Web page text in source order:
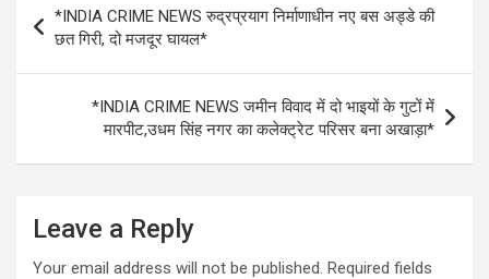
navigation
*INDIA CRIME NEWS रुद्रप्रयाग निर्माणाधीन नए बस अड्डे की
छत गिरी, दो मजदूर घायल*
*INDIA CRIME NEWS जमीन विवाद में दो भाइयों के गुटों में
मारपीट,उधम सिंह नगर का कलेक्ट्रेट परिसर बना अखाड़ा*
Leave a Reply
Your email address will not be published. Required fields